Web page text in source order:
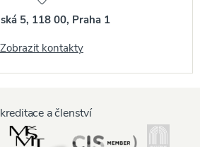
5, 118 00, Praha 1
Zobrazit kontakty
a členství